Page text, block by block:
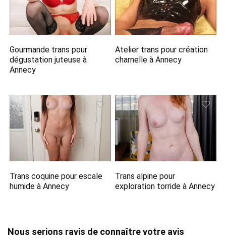
Gourmande trans pour
dégustation juteuse à
Annecy
Atelier trans pour création
charnelle à Annecy
Trans coquine pour escale
humide à Annecy
Trans alpine pour
exploration torride à Annecy
Nous serions ravis de connaître votre avis